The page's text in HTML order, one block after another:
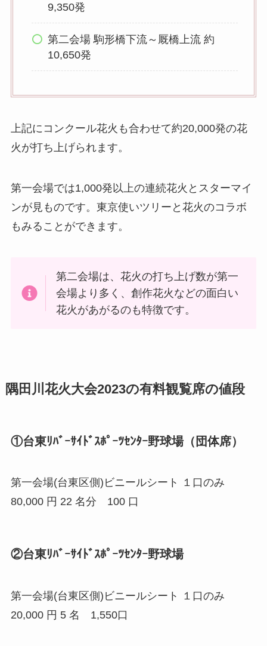
9,350発
第二会場 駒形橋下流～厩橋上流 約
10,650発
上記にコンクール花火も合わせて約20,000発の花
火が打ち上げられます。
第一会場では1,000発以上の連続花火とスターマイ
ンが見ものです。東京使いツリーと花火のコラボ
もみることができます。
第二会場は、花火の打ち上げ数が第一
会場より多く、創作花火などの面白い
花火があがるのも特徴です。
隅田川花火大会2023の有料観覧席の値段
①台東ﾘﾊﾞｰｻｲﾄﾞｽﾎﾟｰﾂｾﾝﾀｰ野球場（団体席）
第一会場(台東区側)ビニールシート １口のみ
80,000 円 22 名分 100 口
②台東ﾘﾊﾞｰｻｲﾄﾞｽﾎﾟｰﾂｾﾝﾀｰ野球場
第一会場(台東区側)ビニールシート １口のみ
20,000 円 5 名 1,550口